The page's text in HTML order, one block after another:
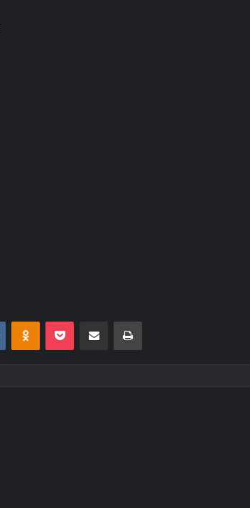
VKontakteOdnoklassniki
Pocket E-Posta ile paylaş Yazdır